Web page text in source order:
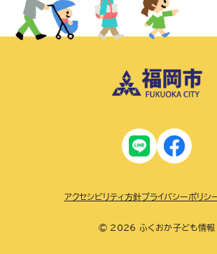
© 2026 ふくおか子ども情報
アクセシビリティ方針プライバシーポリシ